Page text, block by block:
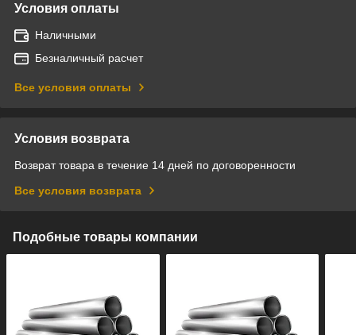
Условия оплаты
Наличными
Безналичный расчет
Все условия оплаты
Условия возврата
Возврат товара в течение 14 дней по договоренности
Все условия возврата
Подобные товары компании